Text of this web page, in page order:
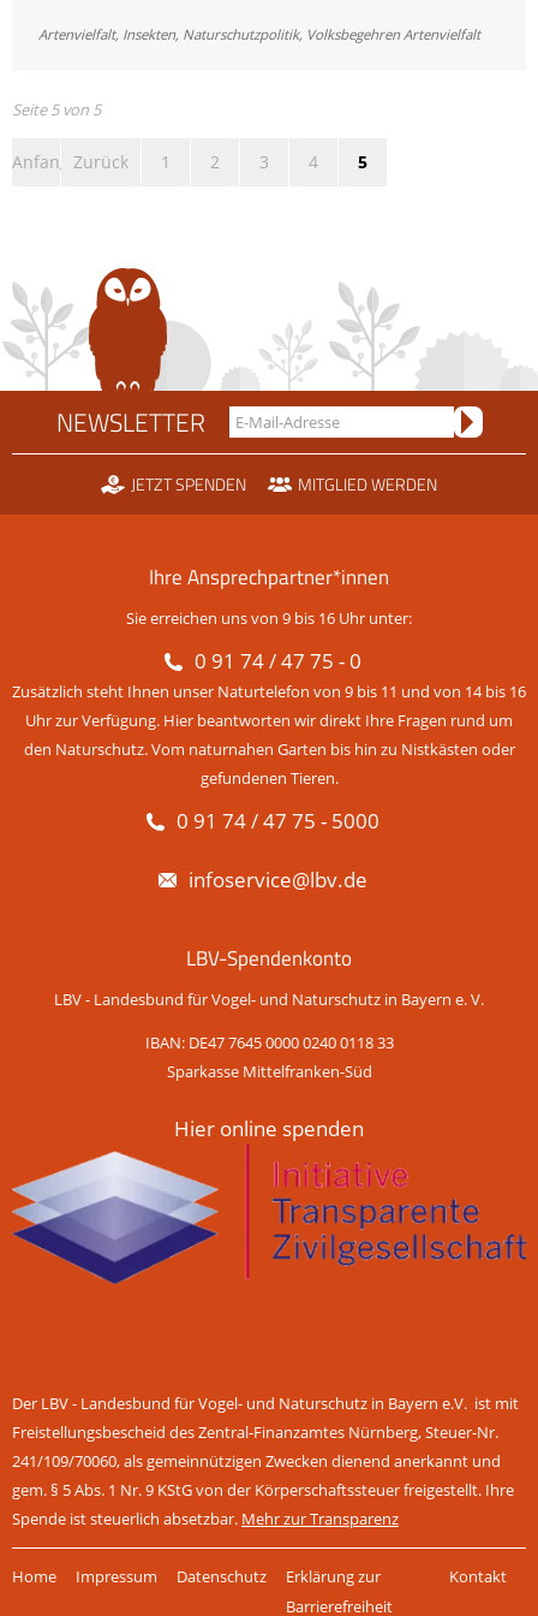
des
Artensterben
Artenvielfalt, Insekten, Naturschutzpolitik, Volksbegehren Artenvielfalt
Seite 5 von 5
Anfang Zurück 1 2 3 4 5
NEWSLETTER
JETZT SPENDEN MITGLIED WERDEN
Ihre Ansprechpartner*innen
Sie erreichen uns von 9 bis 16 Uhr unter:
0 91 74 / 47 75 - 0
Zusätzlich steht Ihnen unser Naturtelefon von 9 bis 11 und von 14 bis 16
Uhr zur Verfügung. Hier beantworten wir direkt Ihre Fragen rund um
den Naturschutz. Vom naturnahen Garten bis hin zu Nistkästen oder
gefundenen Tieren.
0 91 74 / 47 75 - 5000
infoservice@lbv.de
LBV-Spendenkonto
LBV - Landesbund für Vogel- und Naturschutz in Bayern e. V.
IBAN: DE47 7645 0000 0240 0118 33
Sparkasse Mittelfranken-Süd
Hier online spenden
Der LBV - Landesbund für Vogel- und Naturschutz in Bayern e.V. ist mit
Freistellungsbescheid des Zentral-Finanzamtes Nürnberg, Steuer-Nr.
241/109/70060, als gemeinnützigen Zwecken dienend anerkannt und
gem. § 5 Abs. 1 Nr. 9 KStG von der Körperschaftssteuer freigestellt. Ihre
Spende ist steuerlich absetzbar. Mehr zur Transparenz
überspringen
Home Impressum Datenschutz
Erklärung zur
Barrierefreiheit
Kontakt